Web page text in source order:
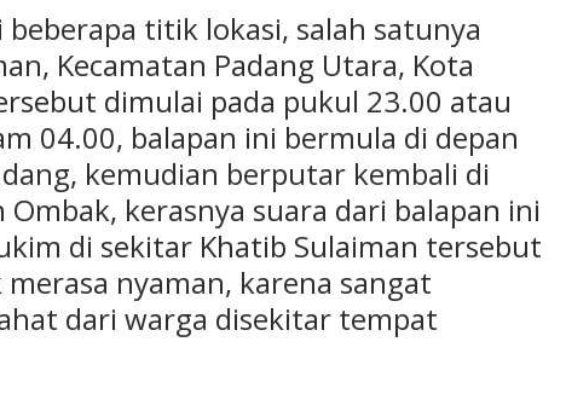
titik lokasi, salah satunya
Kecamatan Padang Utara, Kota
dimulai pada pukul 23.00 atau
04.00, balapan ini bermula di depan
kemudian berputar kembali di
kerasnya suara dari balapan ini
di sekitar Khatib Sulaiman tersebut
nyaman, karena sangat
dari warga disekitar tempat